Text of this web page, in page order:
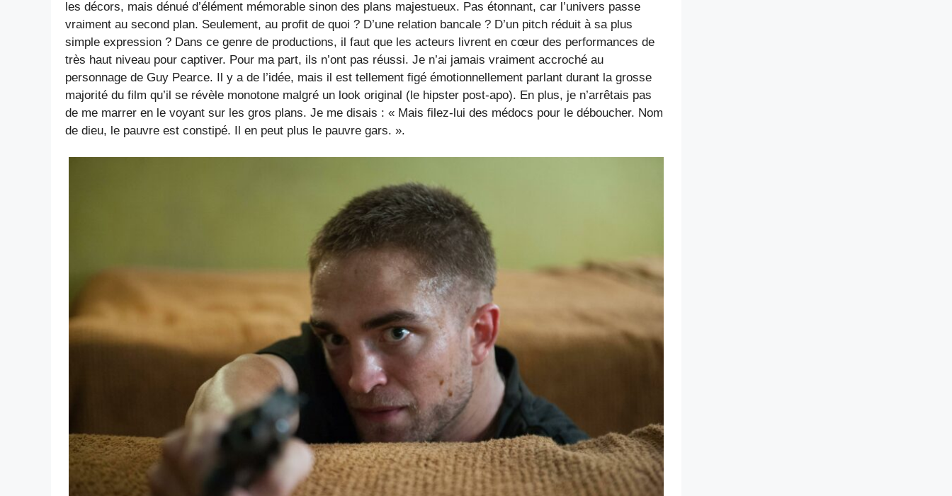
les décors, mais dénué d’élément mémorable sinon des plans majestueux. Pas étonnant, car l’univers passe
vraiment au second plan. Seulement, au profit de quoi ? D’une relation bancale ? D’un pitch réduit à sa plus
simple expression ? Dans ce genre de productions, il faut que les acteurs livrent en cœur des performances de
très haut niveau pour captiver. Pour ma part, ils n’ont pas réussi. Je n’ai jamais vraiment accroché au
personnage de Guy Pearce. Il y a de l’idée, mais il est tellement figé émotionnellement parlant durant la grosse
majorité du film qu’il se révèle monotone malgré un look original (le hipster post-apo). En plus, je n’arrêtais pas
de me marrer en le voyant sur les gros plans. Je me disais : « Mais filez-lui des médocs pour le déboucher. Nom
de dieu, le pauvre est constipé. Il en peut plus le pauvre gars. ».